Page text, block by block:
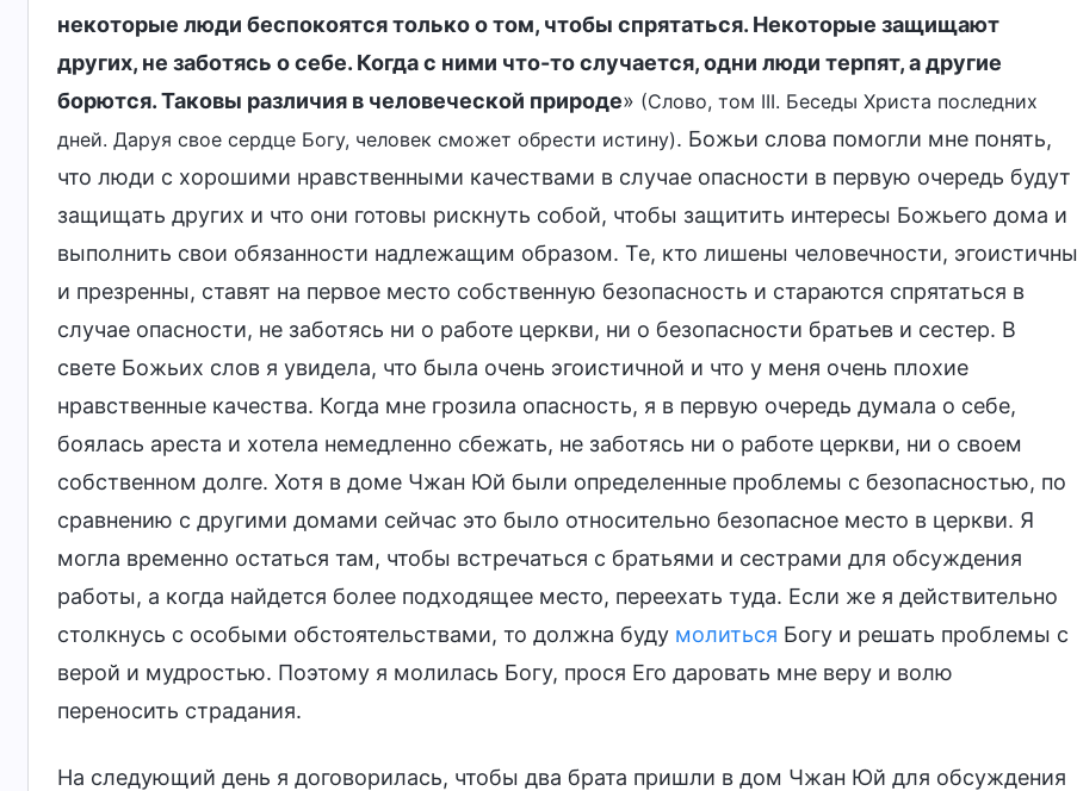
некоторые люди беспокоятся только о том, чтобы спрятаться. Некоторые защищают
других, не заботясь о себе. Когда с ними что-то случается, одни люди терпят, а другие
борются. Таковы различия в человеческой природе» (Слово, том III. Беседы Христа последних
дней. Даруя свое сердце Богу, человек сможет обрести истину). Божьи слова помогли мне понять,
что люди с хорошими нравственными качествами в случае опасности в первую очередь будут
защищать других и что они готовы рискнуть собой, чтобы защитить интересы Божьего дома и
выполнить свои обязанности надлежащим образом. Те, кто лишены человечности, эгоистичны
и презренны, ставят на первое место собственную безопасность и стараются спрятаться в
случае опасности, не заботясь ни о работе церкви, ни о безопасности братьев и сестер. В
свете Божьих слов я увидела, что была очень эгоистичной и что у меня очень плохие
нравственные качества. Когда мне грозила опасность, я в первую очередь думала о себе,
боялась ареста и хотела немедленно сбежать, не заботясь ни о работе церкви, ни о своем
собственном долге. Хотя в доме Чжан Юй были определенные проблемы с безопасностью, по
сравнению с другими домами сейчас это было относительно безопасное место в церкви. Я
могла временно остаться там, чтобы встречаться с братьями и сестрами для обсуждения
работы, а когда найдется более подходящее место, переехать туда. Если же я действительно
столкнусь с особыми обстоятельствами, то должна буду молиться Богу и решать проблемы с
верой и мудростью. Поэтому я молилась Богу, прося Его даровать мне веру и волю
переносить страдания.
На следующий день я договорилась, чтобы два брата пришли в дом Чжан Юй для обсуждения